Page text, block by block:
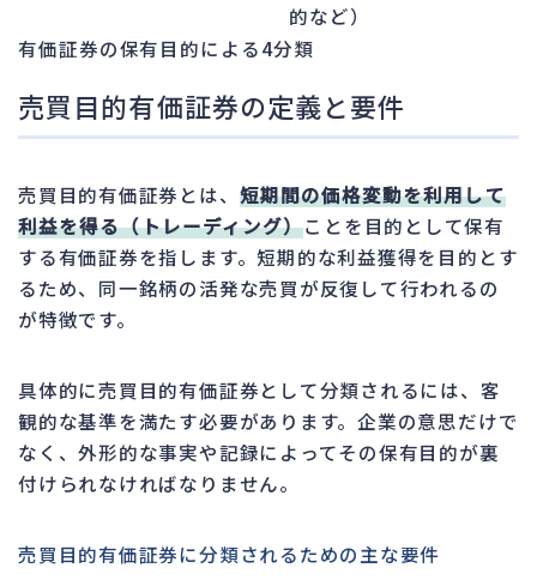
的など）
有価証券の保有目的による4分類
売買目的有価証券の定義と要件
売買目的有価証券とは、 短期間の価格変動を利用して
利益を得る（トレーディング）ことを目的として保有
する有価証券を指します。短期的な利益獲得を目的とす
るため、同一銘柄の活発な売買が反復して行われるの
が特徴です。
具体的に売買目的有価証券として分類されるには、客
観的な基準を満たす必要があります。企業の意思だけで
なく、外形的な事実や記録によってその保有目的が裏
付けられなければなりません。
売買目的有価証券に分類されるための主な要件